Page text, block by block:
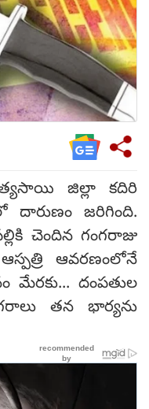
సత్యసాయి జిల్లా కదిరి
జరిగింది.
చెందిన గంగరాజు
ఆవరణంలోనే
మేరకు... దంపతుల
తన భార్యను